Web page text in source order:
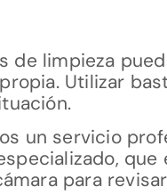
de limpieza
Utilizar
un servicio
para